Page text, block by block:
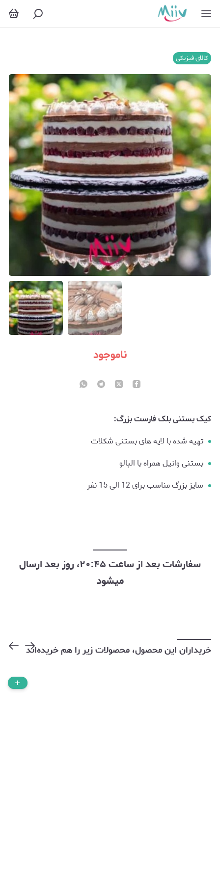
کالای فیزیکی
ناموجود
کیک بستنی بلک فارست بزرگ:
تهیه شده با لايه هاى بستنى شكلات
بستنى وانيل همراه با البالو
سایز بزرگ مناسب برای 12 الی 15 نفر
سفارشات بعد از ساعت ۲۰:۴۵، روز بعد ارسال
میشود
خریداران این محصول، محصولات زیر را هم خریده‌اند